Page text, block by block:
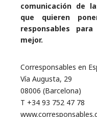
comunicación de
que quieren
responsables
mejor.
Corresponsables en
Vía Augusta, 29
08006 (Barcelona)
T +34 93 752 47 78